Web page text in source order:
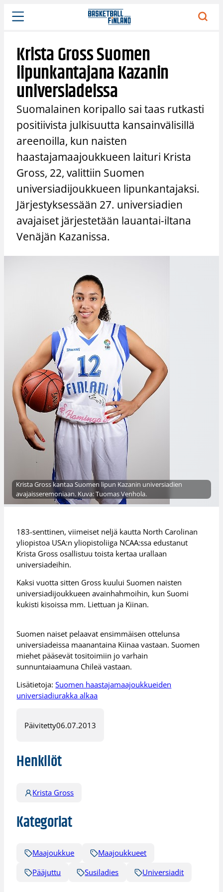
Siirry
sisältöön
Krista Gross Suomen
lipunkantajana Kazanin
universiadeissa
Suomalainen koripallo sai taas rutkasti
positiivista julkisuutta kansainvälisillä
areenoilla, kun naisten
haastajamaajoukkueen laituri Krista
Gross, 22, valittiin Suomen
universiadijoukkueen lipunkantajaksi.
Järjestyksessään 27. universiadien
avajaiset järjestetään lauantai-iltana
Venäjän Kazanissa.
Krista Gross kantaa Suomen lipun Kazanin universiadien
avajaisseremoniaan. Kuva: Tuomas Venhola.
183-senttinen, viimeiset neljä kautta North Carolinan
yliopistoa USA:n yliopistoliiga NCAA:ssa edustanut
Krista Gross osallistuu toista kertaa urallaan
universiadeihin.
Kaksi vuotta sitten Gross kuului Suomen naisten
universiadijoukkueen avainhahmoihin, kun Suomi
kukisti kisoissa mm. Liettuan ja Kiinan.
Suomen naiset pelaavat ensimmäisen ottelunsa
universiadeissa maanantaina Kiinaa vastaan. Suomen
miehet pääsevät tositoimiin jo varhain
sunnuntaiaamuna Chileä vastaan.
Lisätietoja:Suomen haastajamaajoukkueiden
universiadiurakka alkaa
Päivitetty06.07.2013
Henkilöt
Krista Gross
Kategoriat
Maajoukkue
Maajoukkueet
Pääjuttu
Susiladies Universiadit